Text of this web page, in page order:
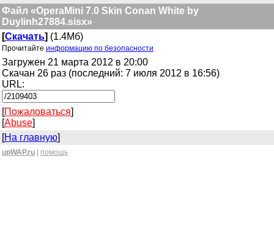
Файл «OperaMini 7.0 Skin Conan White by
Duylinh27884.sisx»
[Скачать] (1.4Мб)
Прочитайте информацию по безопасности
Загружен 21 марта 2012 в 20:00
Скачан 26 раз (последний: 7 июля 2012 в 16:56)
URL:
[Пожаловаться]
[Abuse]
[На главную]
upWAP.ru помощь